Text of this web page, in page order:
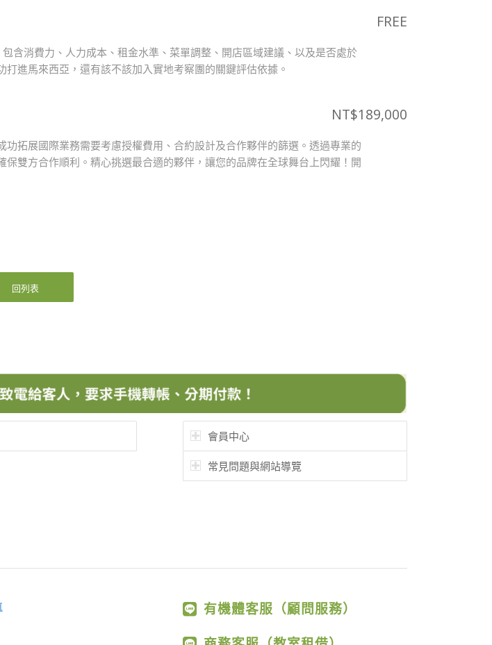
FREE
含消費力、人力成本、租金水準、菜單調整、開店區域建議、以及是否處於
進馬來西亞，還有該不該加入實地考察團的關鍵評估依據。
NT$189,000
拓展國際業務需要考慮授權費用、合約設計及合作夥伴的篩選。透過專業的
雙方合作順利。精心挑選最合適的夥伴，讓您的品牌在全球舞台上閃耀！開
回列表
會員中心
常見問題與網站導覽
有機體客服（顧問服務）